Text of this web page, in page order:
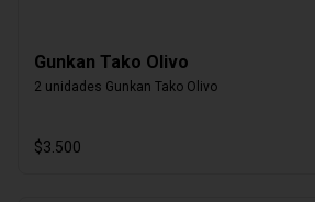
Gunkan Tako Olivo
2 unidades Gunkan Tako Olivo
$3.500